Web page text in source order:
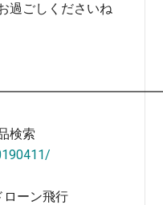
過ごしくださいね
検索
ローン飛行